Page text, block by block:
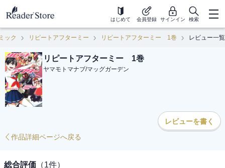
はじめて 会員登録 サインイン 検索
ック リピートアフターミー リピートアフターミー 1巻 レビュー一覧
リピートアフターミー 1巻
ヤマモトマナブ/マッグガーデン
レビューを書く
作品詳細ページへ戻る
総合評価 （1件）